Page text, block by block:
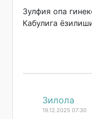
Зулфия опа
Кабулига
Зилола
19.12.2025 07:30